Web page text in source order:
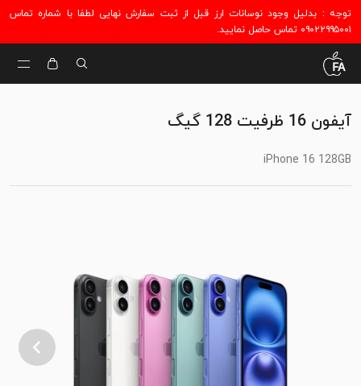
توجه : بدلیل وجود نوسانات ارز قبل از ثبت سفارش نهایی لطفا با شماره تماس
۰۹۰۲۲۹۹۵۰۰۱ تماس حاصل نمایید.
آیفون 16 ظرفیت 128 گیگ
iPhone 16 128GB